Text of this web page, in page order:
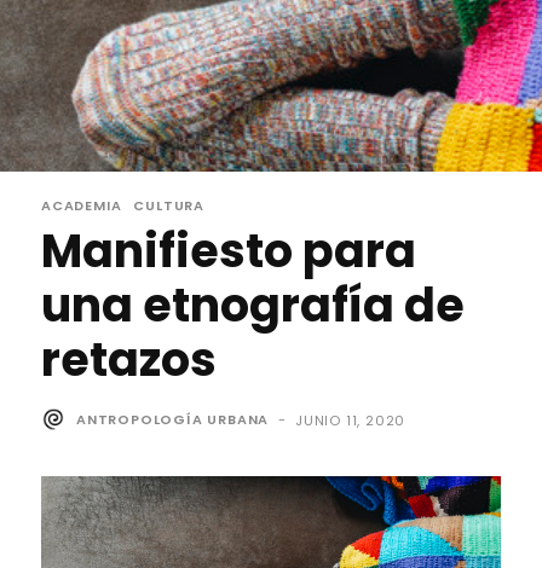
ACADEMIA CULTURA
Manifiesto para
una etnografía de
retazos
ANTROPOLOGÍA URBANA - JUNIO 11, 2020